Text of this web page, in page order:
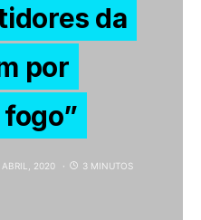
da
por
ABRIL, 2020
3 MINUTOS